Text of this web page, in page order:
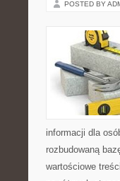
POSTED BY
informacji dla
rozbudowaną
wartościowe